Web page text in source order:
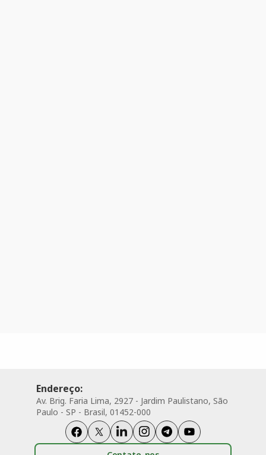
Endereço:
Av. Brig. Faria Lima, 2927 - Jardim Paulistano, São
Paulo - SP - Brasil, 01452-000